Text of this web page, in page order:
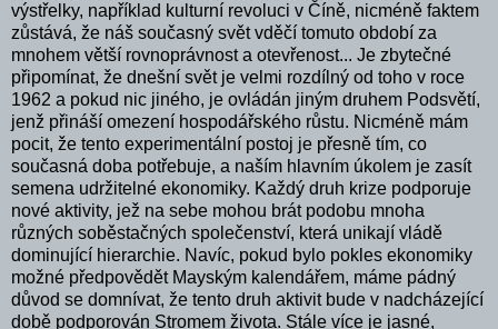
výstřelky, například kulturní revoluci v Číně, nicméně faktem
zůstává, že náš současný svět vděčí tomuto období za
mnohem větší rovnoprávnost a otevřenost... Je zbytečné
připomínat, že dnešní svět je velmi rozdílný od toho v roce
1962 a pokud nic jiného, je ovládán jiným druhem Podsvětí,
jenž přináší omezení hospodářského růstu. Nicméně mám
pocit, že tento experimentální postoj je přesně tím, co
současná doba potřebuje, a naším hlavním úkolem je zasít
semena udržitelné ekonomiky. Každý druh krize podporuje
nové aktivity, jež na sebe mohou brát podobu mnoha
různých soběstačných společenství, která unikají vládě
dominující hierarchie. Navíc, pokud bylo pokles ekonomiky
možné předpovědět Mayským kalendářem, máme pádný
důvod se domnívat, že tento druh aktivit bude v nadcházející
době podporován Stromem života. Stále více je jasné,